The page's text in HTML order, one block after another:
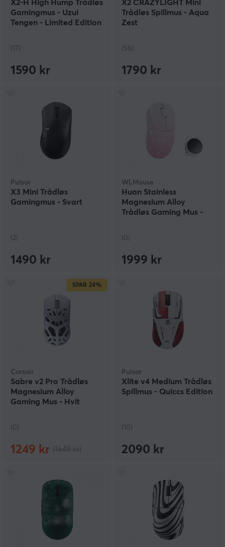
X2-H High Hump Trådløs
Gamingmus - Uzui
Tengen - Limited Edition
(17)
1590 kr
X2 CRAZYLIGHT Mini
Trådløs Spillmus - Aqua
Zest
(56)
1790 kr
Pulsar
X3 Mini Trådløs
Gamingmus - Svart
(2)
1490 kr
WLMouse
Huan Stainless
Magnesium Alloy
Trådløs Gaming Mus -
(0)
1999 kr
SPAR 24%
Corsair
Sabre v2 Pro Trådløs
Magnesium Alloy
Gaming Mus - Hvit
(0)
1249 kr
Pulsar
Xlite v4 Medium Trådløs
Spillmus - Quiccs Edition
(10)
2090 kr